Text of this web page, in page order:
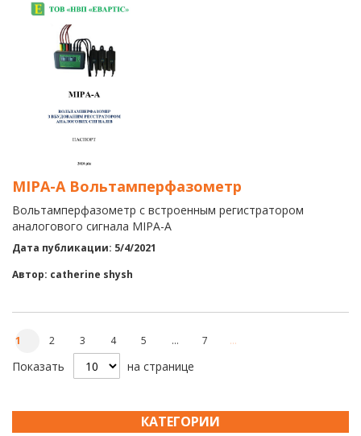
МІРА-А Вольтамперфазометр
Вольтамперфазометр с встроенным регистратором
аналогового сигнала МІРА-А
Дата публикации: 5/4/2021
Автор: catherine shysh
Страница
You're currently reading page
1 Страница
2 Страница
3 Страница
4 Страница
5 ... Страница
7
Показать на странице
КАТЕГОРИИ